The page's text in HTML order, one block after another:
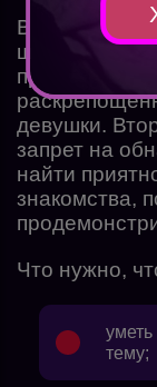
В первом
шоу нет.
привате.
девушки.
запрет на
найти
знакомства,
Что нужно,
тему;